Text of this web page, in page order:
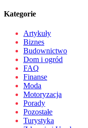
Kategorie
Artykuły
Biznes
Budownictwo
Dom i ogród
FAQ
Finanse
Moda
Motoryzacja
Porady
Pozostałe
Turystyka